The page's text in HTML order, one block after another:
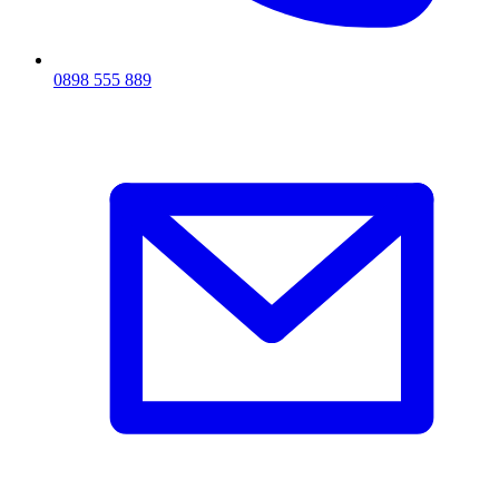
0898 555 889